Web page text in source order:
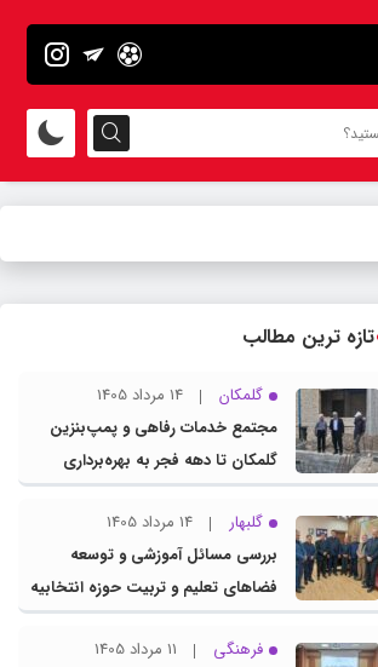
تازه ترین مطالب
گلمکان
14 مرداد 1405
مجتمع خدمات رفاهی و پمپ‌بنزین
گلمکان تا دهه فجر به بهره‌برداری
می‌رسد
گلبهار
14 مرداد 1405
بررسی مسائل آموزشی و توسعه
فضاهای تعلیم و تربیت حوزه انتخابیه
در نشست مشترک عضو کمیسیون
آموزش مجلس با مدیرکل آموزش و
فرهنگی
11 مرداد 1405